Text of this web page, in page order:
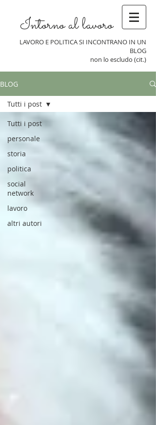
Intorno al lavoro
LAVORO E POLITICA SI INCONTRANO IN UN
BLOG
non lo escludo (cit.)
BLOG
Tutti i post
personale
storia
politica
social
network
lavoro
altri autori
Tutti i post